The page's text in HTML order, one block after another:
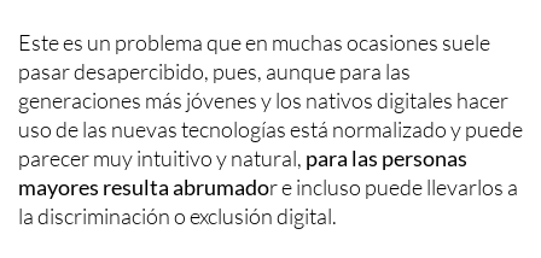
Este es un problema que en muchas ocasiones suele
pasar desapercibido, pues, aunque para las
generaciones más jóvenes y los nativos digitales hacer
uso de las nuevas tecnologías está normalizado y puede
parecer muy intuitivo y natural, para las personas
mayores resulta abrumador e incluso puede llevarlos a
la discriminación o exclusión digital.